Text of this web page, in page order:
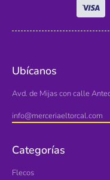
Ubícanos
Avd. de Mijas con calle
info@merceriaeltorcal.com
Categorías
Flecos